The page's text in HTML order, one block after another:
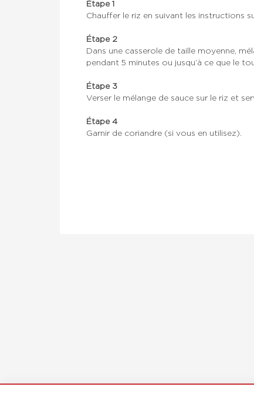
Étape 1
Chauffer le riz en suivant les instructions
Étape 2
Dans une casserole de taille moyenne,
pendant 5 minutes ou jusqu’à ce que le
Étape 3
Verser le mélange de sauce sur le riz et
Étape 4
Garnir de coriandre (si vous en utilisez).